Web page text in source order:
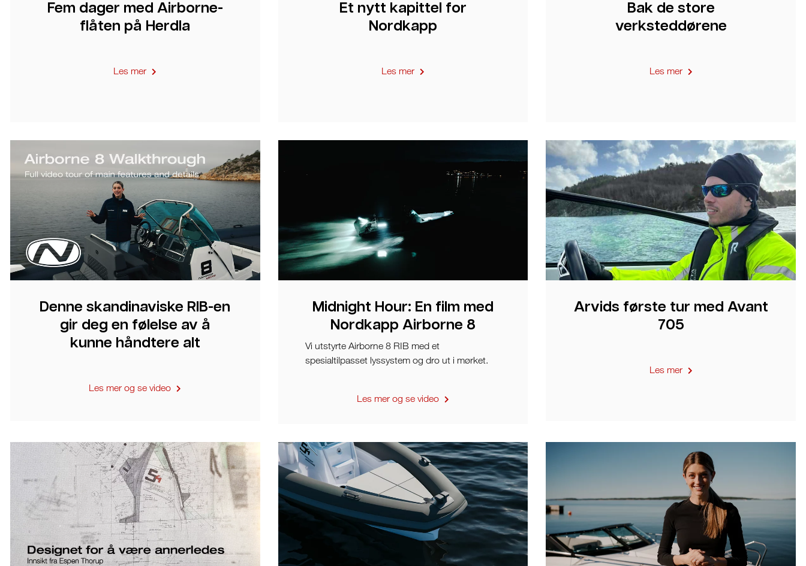
Fem dager med Airborne-
flåten på Herdla
Les mer
Et nytt kapittel for
Nordkapp
Les mer
Bak de store
verksteddørene
Les mer
Denne skandinaviske RIB-en
gir deg en følelse av å
kunne håndtere alt
Les mer og se video
Midnight Hour: En film med
Nordkapp Airborne 8
Vi utstyrte Airborne 8 RIB med et
spesialtilpasset lyssystem og dro ut i mørket.
Les mer og se video
Arvids første tur med Avant
705
Les mer